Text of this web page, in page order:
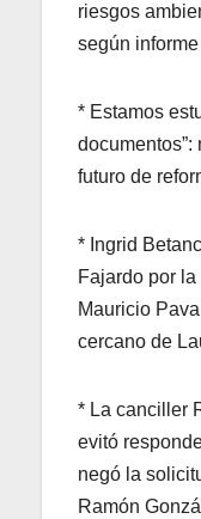
riesgos
según
* Estamos
futuro de
* Ingrid
Fajardo por
Mauricio
cercano de
* La canciller
evitó
negó la
Ramón